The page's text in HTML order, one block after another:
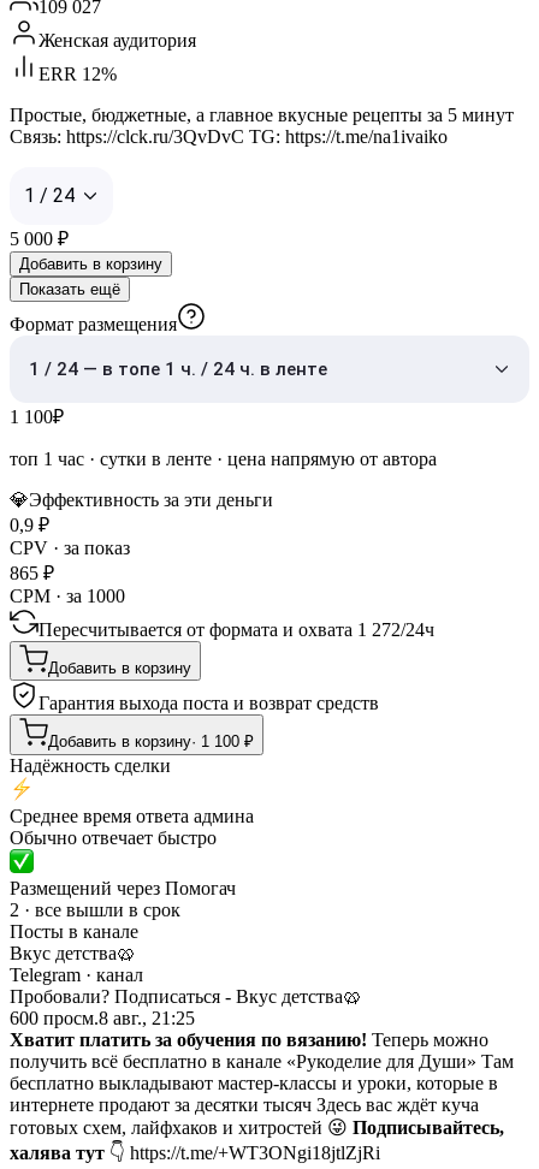
109 027
Женская аудитория
ERR 12%
Простые, бюджетные, а главное вкусные рецепты за 5 минут
Связь: https://clck.ru/3QvDvC TG: https://t.me/na1ivaiko
1 / 24
5 000 ₽
Добавить в корзину
Показать ещё
Формат размещения
1 / 24 — в топе 1 ч. / 24 ч. в ленте
1 100₽
топ 1 час · сутки в ленте · цена напрямую от автора
💎Эффективность за эти деньги
0,9 ₽
CPV · за показ
865 ₽
CPM · за 1000
Пересчитывается от формата и охвата 1 272/24ч
Добавить в корзину
Гарантия выхода поста и возврат средств
Добавить в корзину· 1 100 ₽
Надёжность сделки
Среднее время ответа админа
Обычно отвечает быстро
Размещений через Помогач
2 · все вышли в срок
Посты в канале
Вкус детства🥨
Telegram · канал
Пробовали? Подписаться - Вкус детства🥨
600 просм.8 авг., 21:25
Хватит платить за обучения по вязанию! Теперь можно
получить всё бесплатно в канале «Рукоделие для Души» Там
бесплатно выкладывают мастер-классы и уроки, которые в
интернете продают за десятки тысяч Здесь вас ждёт куча
готовых схем, лайфхаков и хитростей 😜 Подписывайтесь,
халява тут 👇 https://t.me/+WT3ONgi18jtlZjRi